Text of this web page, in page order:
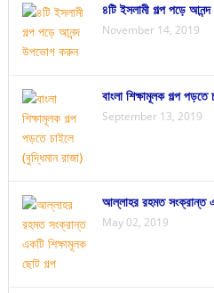
৪টি ইসলামী গল্প পড়ে
November 14, 2019
বাংলা শিক্ষামূলক গল্প পড়তে
September 13, 2019
আল্লাহর রহমত সংক্রান্ত
May 02, 2019